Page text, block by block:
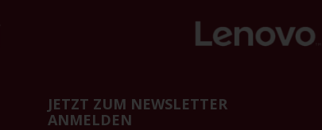
JETZT ZUM NEWSLETTER
ANMELDEN